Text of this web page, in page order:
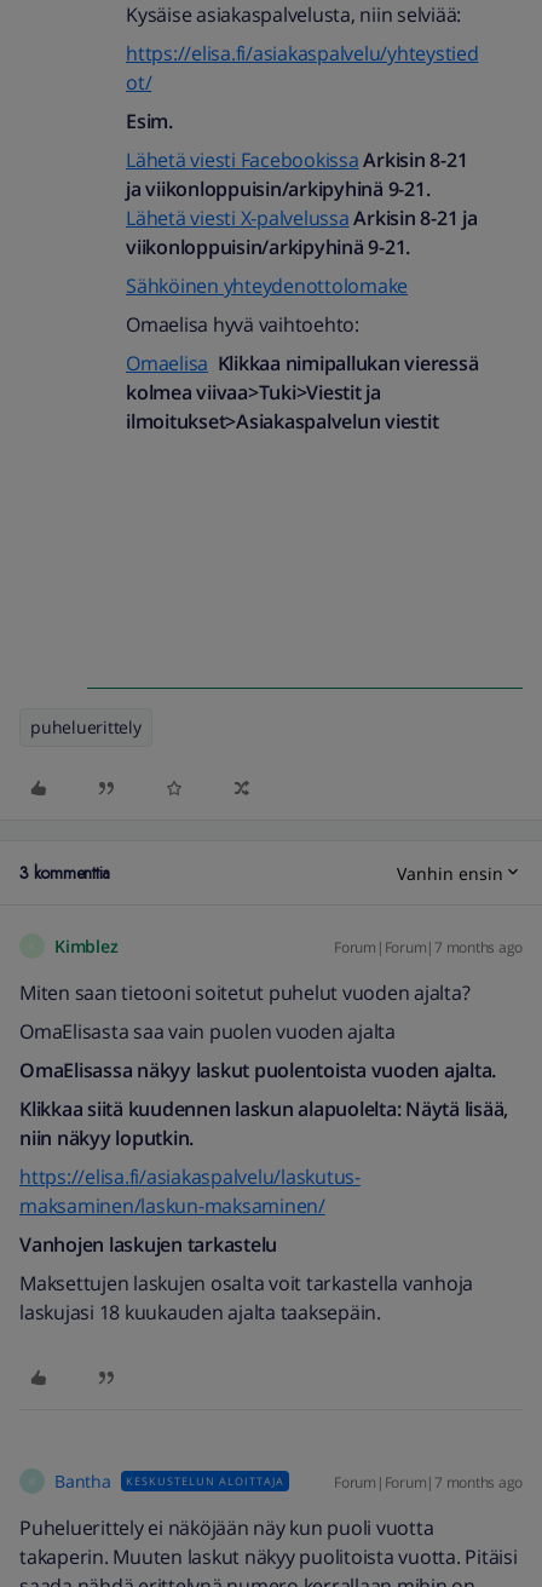
Kysäise asiakaspalvelusta, niin selviää:
https://elisa.fi/asiakaspalvelu/yhteystied
ot/
Esim.
Lähetä viesti FacebookissaArkisin 8-21
ja viikonloppuisin/arkipyhinä 9-21.
Lähetä viesti X-palvelussaArkisin 8-21 ja
viikonloppuisin/arkipyhinä 9-21.
Sähköinen yhteydenottolomake
Omaelisa hyvä vaihtoehto:
Omaelisa Klikkaa nimipallukan vieressä
kolmea viivaa>Tuki>Viestit ja
ilmoitukset>Asiakaspalvelun viestit
puheluerittely
3 kommenttia Vanhin ensin
Kimblez Forum|Forum|7 months ago
Miten saan tietooni soitetut puhelut vuoden ajalta?
OmaElisasta saa vain puolen vuoden ajalta
OmaElisassa näkyy laskut puolentoista vuoden ajalta.
Klikkaa siitä kuudennen laskun alapuolelta: Näytä lisää,
niin näkyy loputkin.
https://elisa.fi/asiakaspalvelu/laskutus-
maksaminen/laskun-maksaminen/
Vanhojen laskujen tarkastelu
Maksettujen laskujen osalta voit tarkastella vanhoja
laskujasi 18 kuukauden ajalta taaksepäin.
Bantha KESKUSTELUN ALOITTAJA Forum|Forum|7 months ago
Puheluerittely ei näköjään näy kun puoli vuotta
takaperin. Muuten laskut näkyy puolitoista vuotta. Pitäisi